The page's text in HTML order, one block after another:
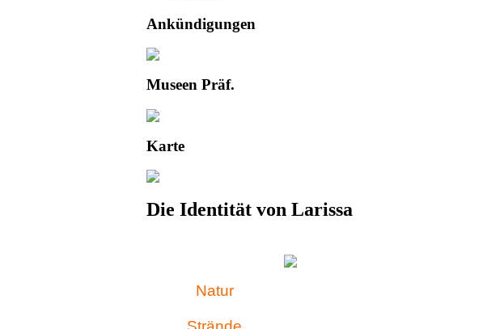
Ankündigungen
Museen Präf.
Karte
Die Identität von Larissa
Natur